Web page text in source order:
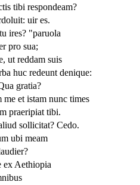
tibi respondeam?
uir es.
ires? "paruola
pro sua;
ut reddam suis
huc redeunt denique:
gratia?
et istam nunc times
praeripiat tibi.
sollicitat? Cedo.
ubi meam
ex Aethiopia